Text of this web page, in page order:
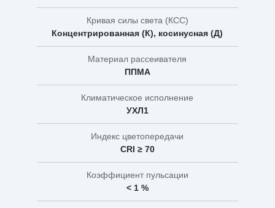
Кривая силы света (КСС)
Концентрированная (К), косинусная (Д)
Материал рассеивателя
ППМА
Климатическое исполнение
УХЛ1
Индекс цветопередачи
CRI ≥ 70
Коэффициент пульсации
< 1 %